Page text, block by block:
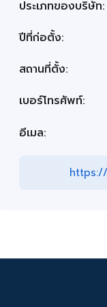
ประเภทของบริษัท:
ปีที่ก่อตั้ง:
สถานที่ตั้ง:
เบอร์โทรศัพท์:
อีเมล: